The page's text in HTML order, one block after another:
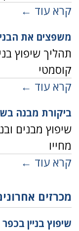
קרא עוד ←
משפצים את
תהליך שיפוץ
קוסמטי
קרא עוד ←
ביקורת מבנה
שיפוץ מבנים
מחייו
קרא עוד ←
מכרזים
שיפוץ בניין בכפר